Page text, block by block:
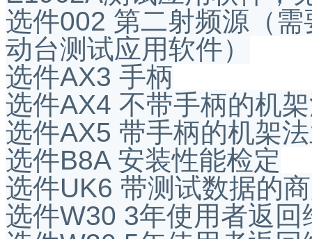
选件002 第二射频源（
动台测试应用软件）
选件AX3 手柄
选件AX4 不带手柄的机
选件AX5 带手柄的机架
选件B8A 安装性能检定
选件UK6 带测试数据的
选件W30 3年使用者返回